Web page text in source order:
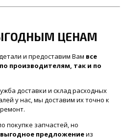
ЦЕНАМ
и предоставим Вам все
производителям, так и по
доставки и склад расходных
у нас, мы доставим их точно к
покупке запчастей, но
предложениеиз